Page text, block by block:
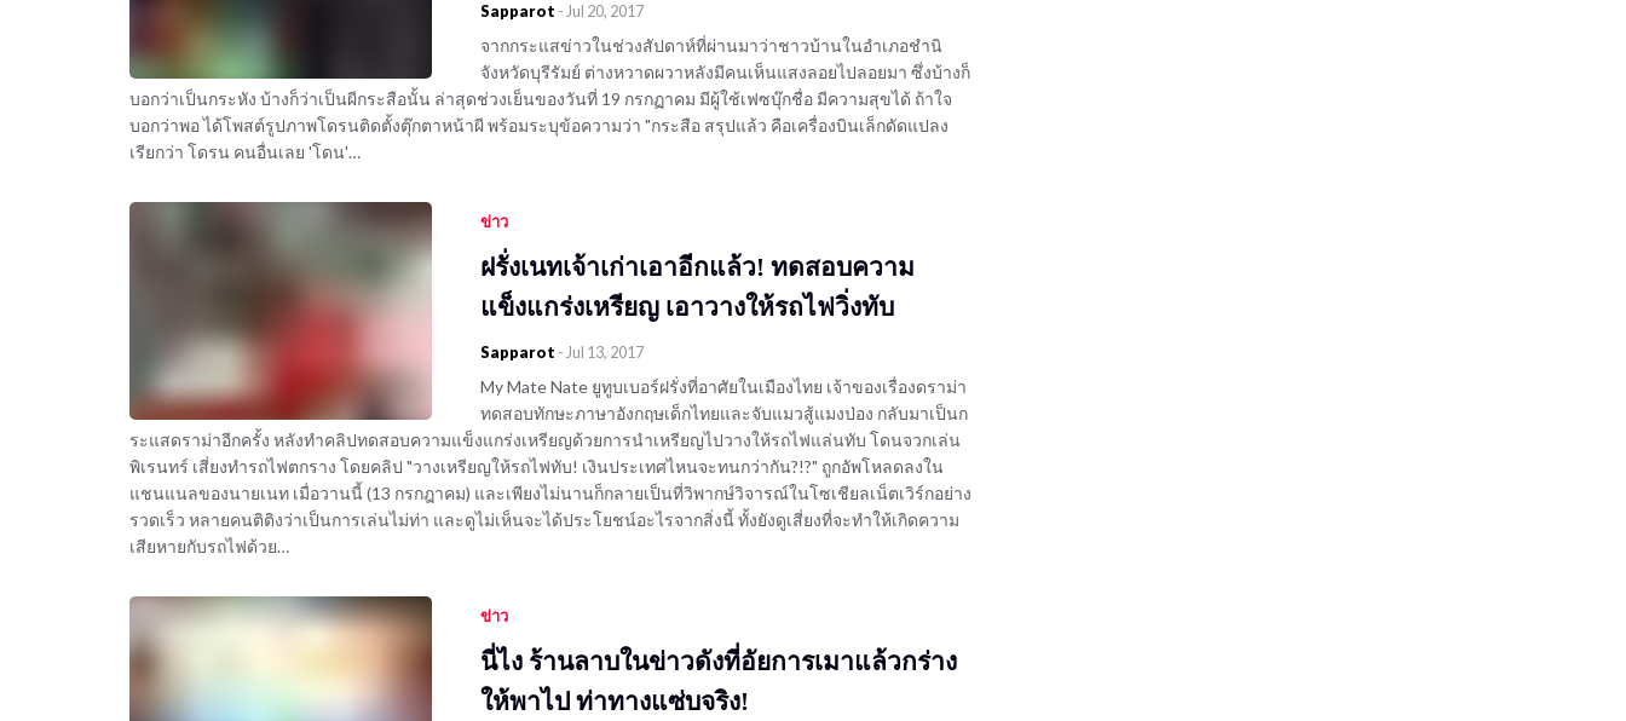
Sapparot - Jul 20, 2017
จากกระแสข่าวในช่วงสัปดาห์ที่ผ่านมาว่าชาวบ้านในอำเภอชำนิ
จังหวัดบุรีรัมย์ ต่างหวาดผวาหลังมีคนเห็นแสงลอยไปลอยมา ซึ่งบ้างก็
บอกว่าเป็นกระหัง บ้างก็ว่าเป็นผีกระสือนั้น ล่าสุดช่วงเย็นของวันที่ 19 กรกฏาคม มีผู้ใช้เฟซบุ๊กชื่อ มีความสุขได้ ถ้าใจ
บอกว่าพอ ได้โพสต์รูปภาพโดรนติดตั้งตุ๊กตาหน้าผี พร้อมระบุข้อความว่า "กระสือ สรุปแล้ว คือเครื่องบินเล็กดัดแปลง
เรียกว่า โดรน คนอื่นเลย 'โดน'…
ข่าว
ฝรั่งเนทเจ้าเก่าเอาอีกแล้ว! ทดสอบความ
แข็งแกร่งเหรียญ เอาวางให้รถไฟวิ่งทับ
Sapparot - Jul 13, 2017
My Mate Nate ยูทูบเบอร์ฝรั่งที่อาศัยในเมืองไทย เจ้าของเรื่องดราม่า
ทดสอบทักษะภาษาอังกฤษเด็กไทยและจับแมวสู้แมงป่อง กลับมาเป็นก
ระแสดราม่าอีกครั้ง หลังทำคลิปทดสอบความแข็งแกร่งเหรียญด้วยการนำเหรียญไปวางให้รถไฟแล่นทับ โดนจวกเล่น
พิเรนทร์ เสี่ยงทำรถไฟตกราง โดยคลิป "วางเหรียญให้รถไฟทับ! เงินประเทศไหนจะทนกว่ากัน?!?" ถูกอัพโหลดลงใน
แชนแนลของนายเนท เมื่อวานนี้ (13 กรกฎาคม) และเพียงไม่นานก็กลายเป็นที่วิพากษ์วิจารณ์ในโซเชียลเน็ตเวิร์กอย่าง
รวดเร็ว หลายคนติติงว่าเป็นการเล่นไม่ท่า และดูไม่เห็นจะได้ประโยชน์อะไรจากสิ่งนี้ ทั้งยังดูเสี่ยงที่จะทำให้เกิดความ
เสียหายกับรถไฟด้วย…
ข่าว
นี่ไง ร้านลาบในข่าวดังที่อัยการเมาแล้วกร่าง
ให้พาไป ท่าทางแซ่บจริง!